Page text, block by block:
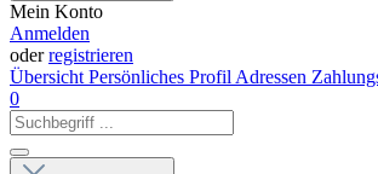
Mein Konto
Anmelden
oderregistrieren
Übersicht Persönliches Profil Adressen
0